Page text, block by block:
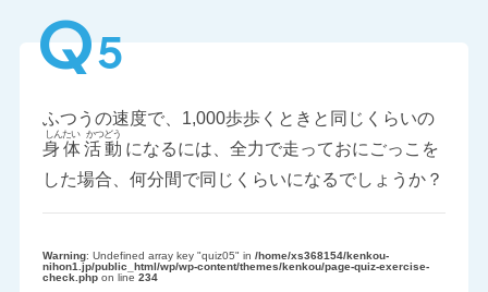
Q5
ふつうの速度で、1,000歩歩くときと同じくらいの
身体活動 になるには、全力で走っておにごっこを
した場合、何分間で同じくらいになるでしょうか？
Warning: Undefined array key "quiz05" in /home/xs368154/kenkou-
nihon1.jp/public_html/wp/wp-content/themes/kenkou/page-quiz-exercise-
check.phpon line 234